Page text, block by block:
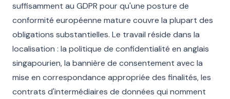
suffisamment au GDPR pour qu'une posture de
conformité européenne mature couvre la plupart des
obligations substantielles. Le travail réside dans la
localisation : la politique de confidentialité en anglais
singapourien, la bannière de consentement avec la
mise en correspondance appropriée des finalités, les
contrats d'intermédiaires de données qui nomment